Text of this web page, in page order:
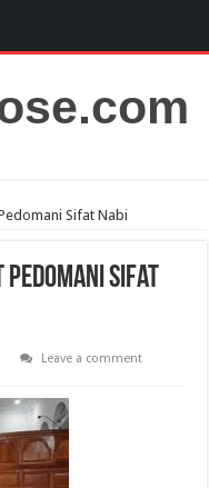
Sifat Nabi
Sifat
Leave a comment